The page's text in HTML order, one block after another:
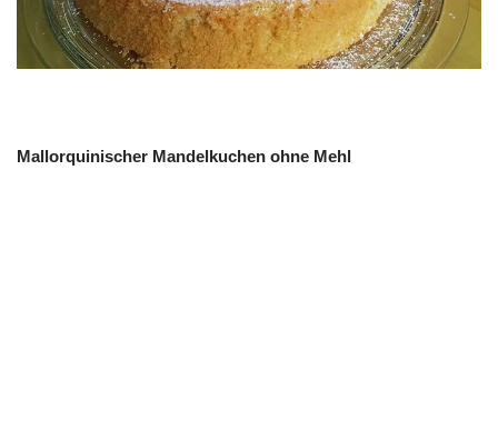
Mallorquinischer Mandelkuchen ohne Mehl